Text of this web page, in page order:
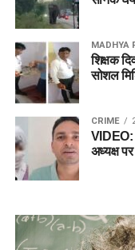
MADHYA
शिक्षक
सोशल
CRIME
VIDEO:
अध्यक्ष